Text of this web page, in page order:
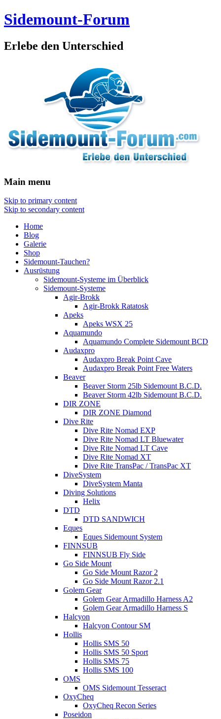
Sidemount-Forum
Erlebe den Unterschied
Main menu
Skip to primary content
Skip to secondary content
Home
Blog
Galerie
Shop
Sidemount-Tauchen?
Ausrüstung
Sidemount-Systeme im Überblick
Sidemount-Systeme
Agir-Brokk
Agir-Brokk Ratatosk
Apeks
Apeks WSX 25
Aquamundo
Aquamundo Complete Sidemount BCD
Audaxpro
Audaxpro Break Point Cave
Audaxpro Break Point Free Waters
Beaver
Beaver Storm 25lb Sidemount B.C.D.
Beaver Storm 42lb Sidemount B.C.D.
DIR ZONE
DIR ZONE Diamond
Dive Rite
Dive Rite Nomad EXP
Dive Rite Nomad LT Bluewater
Dive Rite Nomad LT Cave
Dive Rite Nomad XT
Dive Rite TransPac / TransPac XT
DiveSystem
DiveSystem Manta
Diving Solutions
Helix
DTD
DTD SANDWICH
Eques
Eques Sidemount System
FINNSUB
FINNSUB Fly Side
Go Side Mount
Go Side Mount Razor 2
Go Side Mount Razor 2.1
Golem Gear
Golem Gear Armadillo Harness A2
Golem Gear Armadillo Harness S
Halcyon
Halcyon Contour SM
Hollis
Hollis SMS 50
Hollis SMS 50 Sport
Hollis SMS 75
Hollis SMS 100
OMS
OMS Sidemount Tesseract
OxyCheq
OxyCheq Recon Series
Poseidon